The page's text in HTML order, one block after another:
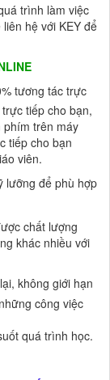
trình làm việc
hệ với KEY để
tương tác trực
tiếp cho bạn,
phím trên máy
tiếp cho bạn
viên.
lưỡng để phù hợp
chất lượng
khác nhiều với
không giới hạn
công việc
quá trình học.